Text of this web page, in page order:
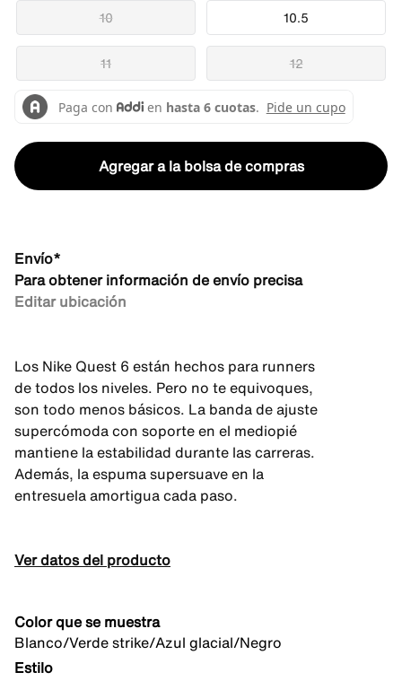
10 10.5
11 12
Agregar a la bolsa de compras
Envío*
Para obtener información de envío precisa
Editar ubicación
Los Nike Quest 6 están hechos para runners
de todos los niveles. Pero no te equivoques,
son todo menos básicos. La banda de ajuste
supercómoda con soporte en el mediopié
mantiene la estabilidad durante las carreras.
Además, la espuma supersuave en la
entresuela amortigua cada paso.
Ver datos del producto
Color que se muestra
Blanco/Verde strike/Azul glacial/Negro
Estilo